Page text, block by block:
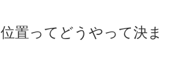
置ってどうやって決ま